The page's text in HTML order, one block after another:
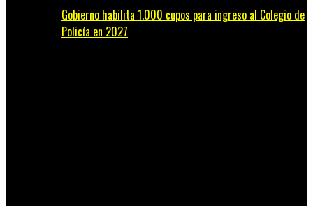
Gobierno habilita 1.000 cupos para ingreso al Colegio de
Policía en 2027